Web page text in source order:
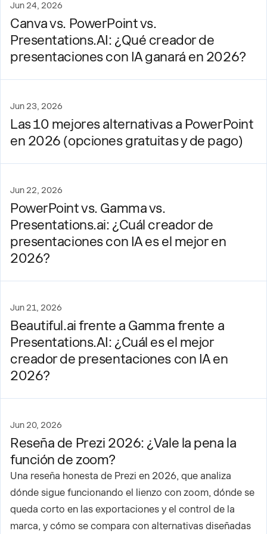
Jun 24, 2026
Canva vs. PowerPoint vs.
Presentations.AI: ¿Qué creador de
presentaciones con IA ganará en 2026?
Jun 23, 2026
Las 10 mejores alternativas a PowerPoint
en 2026 (opciones gratuitas y de pago)
Jun 22, 2026
PowerPoint vs. Gamma vs.
Presentations.ai: ¿Cuál creador de
presentaciones con IA es el mejor en
2026?
Jun 21, 2026
Beautiful.ai frente a Gamma frente a
Presentations.AI: ¿Cuál es el mejor
creador de presentaciones con IA en
2026?
Jun 20, 2026
Reseña de Prezi 2026: ¿Vale la pena la
función de zoom?
Una reseña honesta de Prezi en 2026, que analiza
dónde sigue funcionando el lienzo con zoom, dónde se
queda corto en las exportaciones y el control de la
marca, y cómo se compara con alternativas diseñadas